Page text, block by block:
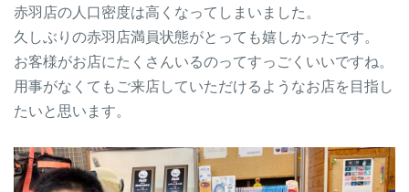
赤羽店の人口密度は高くなってしまいました。
久しぶりの赤羽店満員状態がとっても嬉しかったです。
お客様がお店にたくさんいるのってすっごくいいですね。
用事がなくてもご来店していただけるようなお店を目指し
たいと思います。